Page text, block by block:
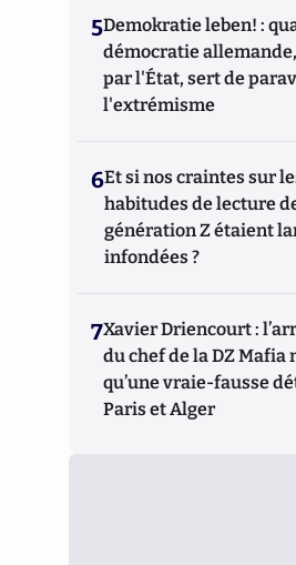
5Demokratie leben! :
démocratie
par l'État, sert de
l'extrémisme
6Et si nos craintes sur
habitudes de lecture
génération Z étaient
infondées ?
7Xavier Driencourt :
du chef de la DZ Mafia
qu’une vraie-fausse
Paris et Alger